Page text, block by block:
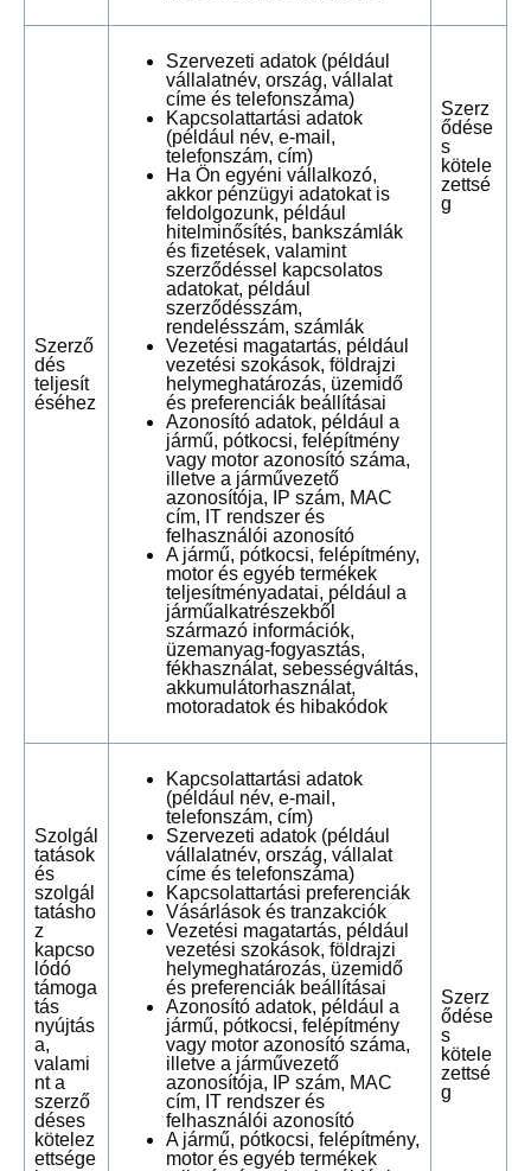
Szerző
dés
teljesít
éséhez
Szervezeti adatok (például
vállalatnév, ország, vállalat
címe és telefonszáma)
Kapcsolattartási adatok
(például név, e-mail,
telefonszám, cím)
Ha Ön egyéni vállalkozó,
akkor pénzügyi adatokat is
feldolgozunk, például
hitelminősítés, bankszámlák
és fizetések, valamint
szerződéssel kapcsolatos
adatokat, például
szerződésszám,
rendelésszám, számlák
Vezetési magatartás, például
vezetési szokások, földrajzi
helymeghatározás, üzemidő
és preferenciák beállításai
Azonosító adatok, például a
jármű, pótkocsi, felépítmény
vagy motor azonosító száma,
illetve a járművezető
azonosítója, IP szám, MAC
cím, IT rendszer és
felhasználói azonosító
A jármű, pótkocsi, felépítmény,
motor és egyéb termékek
teljesítményadatai, például a
járműalkatrészekből
származó információk,
üzemanyag-fogyasztás,
fékhasználat, sebességváltás,
akkumulátorhasználat,
motoradatok és hibakódok
Szerz
ődése
s
kötele
zettsé
g
Szolgál
tatások
és
szolgál
tatásho
z
kapcso
lódó
támoga
tás
nyújtás
a,
valami
nt a
szerző
déses
kötelez
ettsége
Kapcsolattartási adatok
(például név, e-mail,
telefonszám, cím)
Szervezeti adatok (például
vállalatnév, ország, vállalat
címe és telefonszáma)
Kapcsolattartási preferenciák
Vásárlások és tranzakciók
Vezetési magatartás, például
vezetési szokások, földrajzi
helymeghatározás, üzemidő
és preferenciák beállításai
Azonosító adatok, például a
jármű, pótkocsi, felépítmény
vagy motor azonosító száma,
illetve a járművezető
azonosítója, IP szám, MAC
cím, IT rendszer és
felhasználói azonosító
A jármű, pótkocsi, felépítmény,
motor és egyéb termékek
Szerz
ődése
s
kötele
zettsé
g